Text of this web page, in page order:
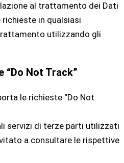
al trattamento dei Dati
in qualsiasi
utilizzando gli
“Do Not Track”
le richieste “Do Not
servizi di terze parti utilizzati
a consultare le rispettive